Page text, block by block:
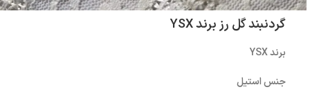
گردنبند گل رز برند YSX
برند YSX
جنس استیل